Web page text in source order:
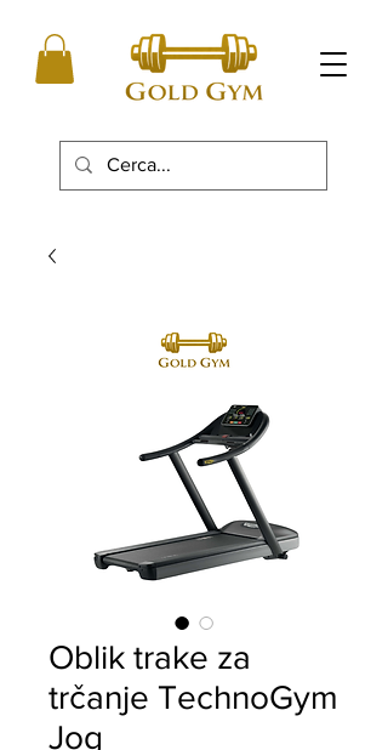
Oblik trake za
trčanje TechnoGym
Jog